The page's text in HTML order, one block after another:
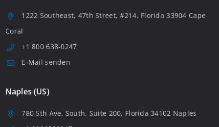
1222 Southeast, 47th Street, #214, Florida 33904 Cape
Coral
+1 800 638-0247
E-Mail senden
Naples (US)
780 5th Ave. South, Suite 200, Florida 34102 Naples